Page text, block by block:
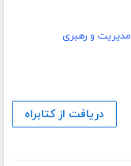
مدیریت و رهبری
دریافت از کتابراه